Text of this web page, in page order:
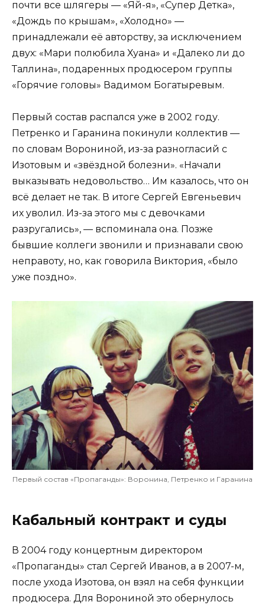
почти все шлягеры — «Яй-я», «Супер Детка»,
«Дождь по крышам», «Холодно» —
принадлежали её авторству, за исключением
двух: «Мари полюбила Хуана» и «Далеко ли до
Таллина», подаренных продюсером группы
«Горячие головы» Вадимом Богатыревым.
Первый состав распался уже в 2002 году.
Петренко и Гаранина покинули коллектив —
по словам Ворониной, из-за разногласий с
Изотовым и «звёздной болезни». «Начали
выказывать недовольство… Им казалось, что он
всё делает не так. В итоге Сергей Евгеньевич
их уволил. Из-за этого мы с девочками
разругались», — вспоминала она. Позже
бывшие коллеги звонили и признавали свою
неправоту, но, как говорила Виктория, «было
уже поздно».
Первый состав «Пропаганды»: Воронина, Петренко и Гаранина
Кабальный контракт и суды
В 2004 году концертным директором
«Пропаганды» стал Сергей Иванов, а в 2007-м,
после ухода Изотова, он взял на себя функции
продюсера. Для Ворониной это обернулось